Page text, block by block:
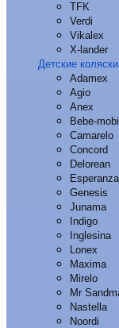
TFK
Verdi
Vikalex
X-lander
Детские
Adamex
Agio
Anex
Bebe-
Camarelo
Concord
Delorean
Esperanza
Genesis
Junama
Indigo
Inglesina
Lonex
Maxima
Mirelo
Mr
Nastella
Noordi